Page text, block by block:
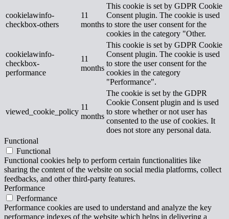
cookielawinfo-
checkbox-others
11
months
This cookie is set by GDPR Cookie
Consent plugin. The cookie is used
to store the user consent for the
cookies in the category "Other.
cookielawinfo-
checkbox-
performance
11
months
This cookie is set by GDPR Cookie
Consent plugin. The cookie is used
to store the user consent for the
cookies in the category
"Performance".
viewed_cookie_policy
11
months
The cookie is set by the GDPR
Cookie Consent plugin and is used
to store whether or not user has
consented to the use of cookies. It
does not store any personal data.
Functional
Functional
Functional cookies help to perform certain functionalities like
sharing the content of the website on social media platforms, collect
feedbacks, and other third-party features.
Performance
Performance
Performance cookies are used to understand and analyze the key
performance indexes of the website which helps in delivering a